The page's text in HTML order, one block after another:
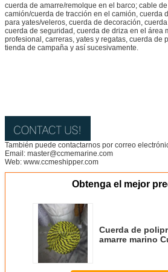
cuerda de amarre/remolque en el barco; cable
camión/cuerda de tracción en el camión, cuerda
para yates/veleros, cuerda de decoración,
cuerda de seguridad, cuerda de driza en el área
profesional, carreras, yates y regatas, cuerda de
tienda de campaña y así sucesivamente.
También puede contactarnos por correo
Email: master@ccmemarine.com
Web: www.ccmeshipper.com
Obtenga el mejor
Cuerda de
amarre marino